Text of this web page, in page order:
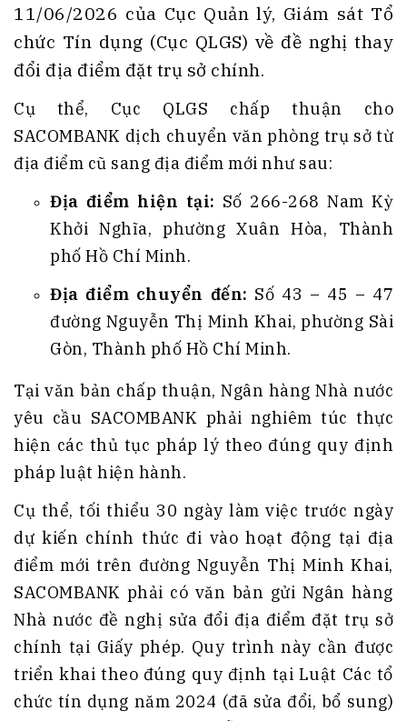
11/06/2026 của Cục Quản lý, Giám sát Tổ
chức Tín dụng (Cục QLGS) về đề nghị thay
đổi địa điểm đặt trụ sở chính.
Cụ thể, Cục QLGS chấp thuận cho
SACOMBANK dịch chuyển văn phòng trụ sở từ
địa điểm cũ sang địa điểm mới như sau:
Địa điểm hiện tại: Số 266-268 Nam Kỳ
Khởi Nghĩa, phường Xuân Hòa, Thành
phố Hồ Chí Minh.
Địa điểm chuyển đến: Số 43 – 45 – 47
đường Nguyễn Thị Minh Khai, phường Sài
Gòn, Thành phố Hồ Chí Minh.
Tại văn bản chấp thuận, Ngân hàng Nhà nước
yêu cầu SACOMBANK phải nghiêm túc thực
hiện các thủ tục pháp lý theo đúng quy định
pháp luật hiện hành.
Cụ thể, tối thiểu 30 ngày làm việc trước ngày
dự kiến chính thức đi vào hoạt động tại địa
điểm mới trên đường Nguyễn Thị Minh Khai,
SACOMBANK phải có văn bản gửi Ngân hàng
Nhà nước đề nghị sửa đổi địa điểm đặt trụ sở
chính tại Giấy phép. Quy trình này cần được
triển khai theo đúng quy định tại Luật Các tổ
chức tín dụng năm 2024 (đã sửa đổi, bổ sung)